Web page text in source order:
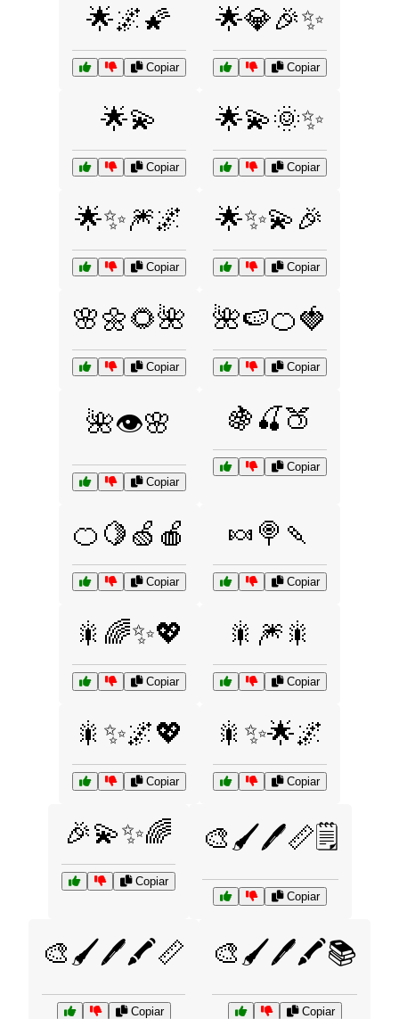
🌟🌌🌠
Copiar
🌟💎🎉✨
Copiar
🌟💫
Copiar
🌟💫🌞✨
Copiar
🌟✨🎆🌌
Copiar
🌟✨💫🎉
Copiar
🌸🌼🌻🌺
Copiar
🌺🍉🍊🍓
Copiar
🌺👁️🌸
Copiar
🍇🍒🍑
Copiar
🍊🍋🍏🍎
Copiar
🍬🍭🍡
Copiar
🎇🌈✨💖
Copiar
🎇🎆🎇
Copiar
🎇✨🌌💖
Copiar
🎇✨🌟🌌
Copiar
🎉💫✨🌈
Copiar
🎨🖌️🖊️📏🗒️
Copiar
🎨🖌️🖊️🖍️📏
Copiar
🎨🖌️🖊️🖍️📚
Copiar